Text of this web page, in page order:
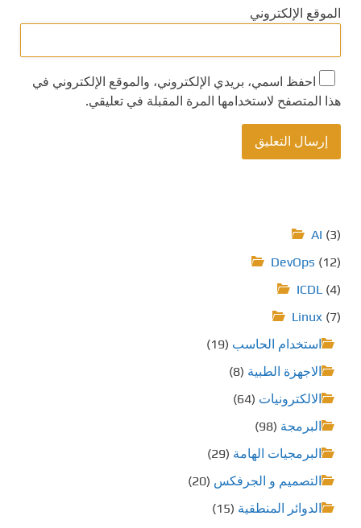
الموقع الإلكتروني
احفظ اسمي، بريدي الإلكتروني، والموقع الإلكتروني في
هذا المتصفح لاستخدامها المرة المقبلة في تعليقي.
AI (3)
DevOps (12)
ICDL (4)
Linux (7)
استخدام الحاسب (19)
الاجهزة الطبية (8)
الالكترونيات (64)
البرمجة (98)
البرمجيات الهامة (29)
التصميم و الجرفكس (20)
الدوائر المنطقية (15)